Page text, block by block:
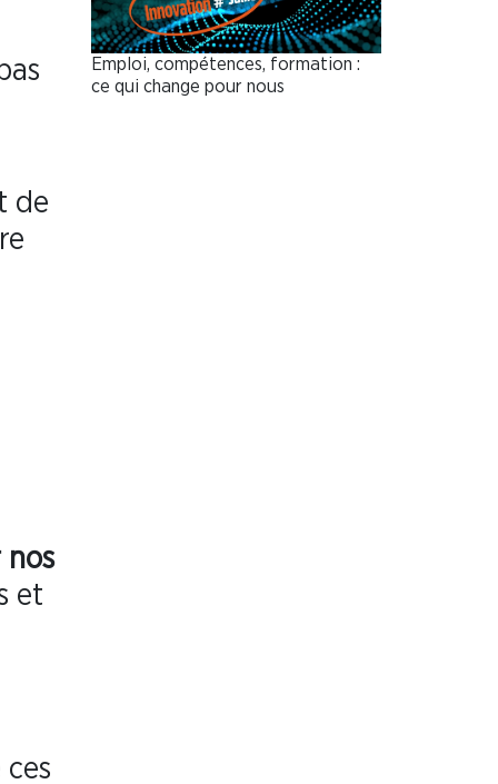
de
nos
et
Emploi, compétences, formation :
ce qui change pour nous